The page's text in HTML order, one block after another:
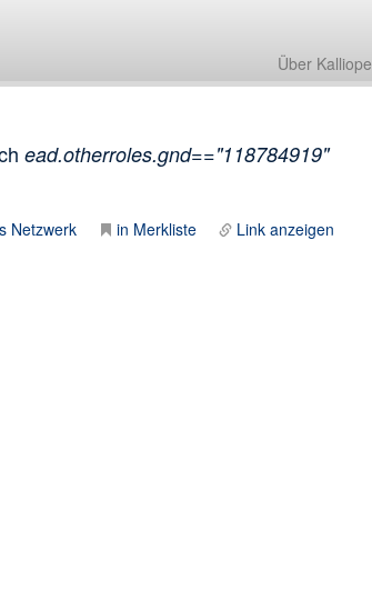
Über Kalliope
ead.otherroles.gnd=="118784919"
Netzwerk in Merkliste Link anzeigen